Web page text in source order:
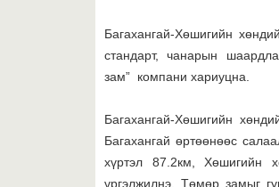
Багахангай-Хөшигийн
стандарт, чанарын
зам” компани хариуцна.
Багахангай-Хөшигийн
Багахангай өртөөнөөс
хүртэл 87.2км, Хөшигийн
үргэлжилнэ. Төмөр замыг